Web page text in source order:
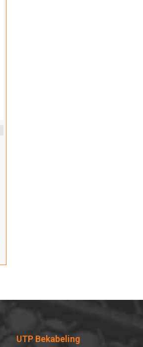
UTP Bekabeling